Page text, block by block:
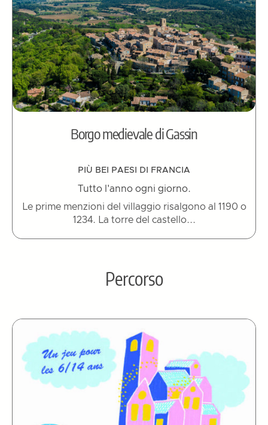
Borgo medievale di Gassin
PIÙ BEI PAESI DI FRANCIA
Tutto l'anno ogni giorno.
Le prime menzioni del villaggio risalgono al 1190 o
1234. La torre del castello...
Percorso